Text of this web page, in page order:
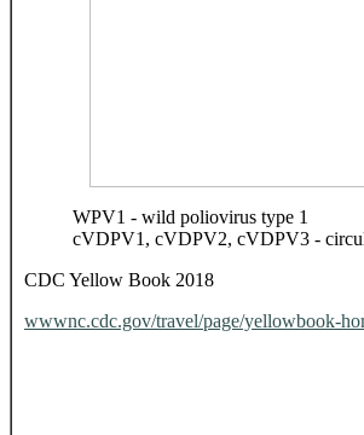
WPV1 - wild poliovirus type 1
cVDPV1, cVDPV2, cVDPV3 -
CDC Yellow Book 2018
wwwnc.cdc.gov/travel/page/yellowbook-